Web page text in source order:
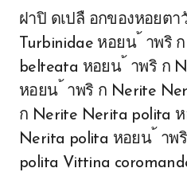
ฝาปิ ดเปลื อกของหอยตา
Turbinidae หอยน ้ าพริ
belteata หอยน ้ าพริ ก
หอยน ้ าพริ ก Nerite
ก Nerite Nerita polita
Nerita polita หอยน ้ าพ
polita Vittina